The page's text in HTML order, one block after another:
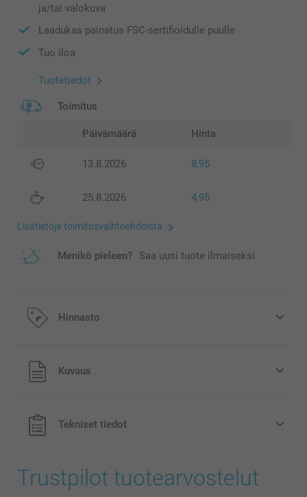
ja/tai valokuva
Laadukas painatus FSC-sertifioidulle puulle
Tuo iloa
Tuotetiedot
Toimitus
Päivämäärä Hinta
13.8.2026 8,95
25.8.2026 4,95
Lisätietoja toimitusvaihtoehdoista
Menikö pieleen? Saa uusi tuote ilmaiseksi
Hinnasto
Kaikki hinnat ovat euroina, sisältävät arvonlisäveron ja
eivät sisällä postikuluja.
Kuvaus
Tekniset tiedot
Trustpilot tuotearvostelut